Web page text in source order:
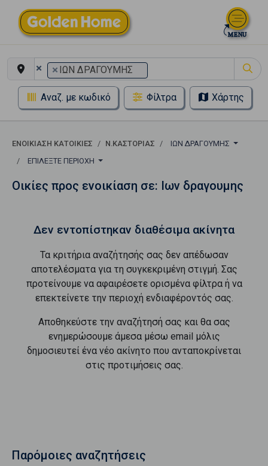
× × ΙΩΝ ΔΡΑΓΟΥΜΗΣ
Αναζ. με κωδικό Φίλτρα Χάρτης
ΕΝΟΙΚΊΑΣΗ ΚΑΤΟΙΚΊΕΣ Ν.ΚΑΣΤΟΡΙΑΣ
ΙΩΝ ΔΡΑΓΟΥΜΗΣ
ΕΠΙΛΈΞΤΕ ΠΕΡΙΟΧΉ
Οικίες προς ενοικίαση σε: Ιων δραγουμης
Δεν εντοπίστηκαν διαθέσιμα ακίνητα
Τα κριτήρια αναζήτησής σας δεν απέδωσαν
αποτελέσματα για τη συγκεκριμένη στιγμή. Σας
προτείνουμε να αφαιρέσετε ορισμένα φίλτρα ή να
επεκτείνετε την περιοχή ενδιαφέροντός σας.
Αποθηκεύστε την αναζήτησή σας και θα σας
ενημερώσουμε άμεσα μέσω email μόλις
δημοσιευτεί ένα νέο ακίνητο που ανταποκρίνεται
στις προτιμήσεις σας.
Παρόμοιες αναζητήσεις